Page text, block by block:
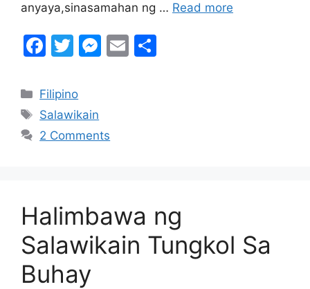
anyaya,sinasamahan ng … Read more
F
c
e
b
k
T
itt
er
M
e
E
Categories
Filipino
Tags
Salawikain
2 Comments
Halimbawa ng
Salawikain Tungkol Sa
Buhay